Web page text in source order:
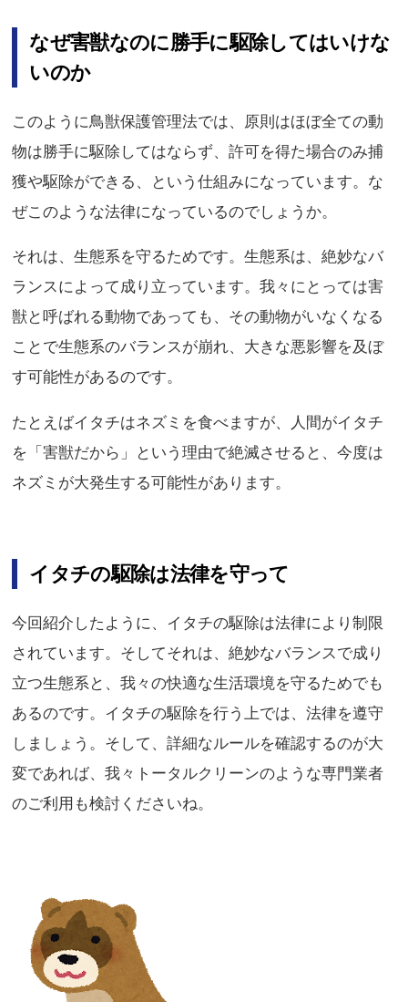
なぜ害獣なのに勝手に駆除してはいけな
いのか
このように鳥獣保護管理法では、原則はほぼ全ての動
物は勝手に駆除してはならず、許可を得た場合のみ捕
獲や駆除ができる、という仕組みになっています。な
ぜこのような法律になっているのでしょうか。
それは、生態系を守るためです。生態系は、絶妙なバ
ランスによって成り立っています。我々にとっては害
獣と呼ばれる動物であっても、その動物がいなくなる
ことで生態系のバランスが崩れ、大きな悪影響を及ぼ
す可能性があるのです。
たとえばイタチはネズミを食べますが、人間がイタチ
を「害獣だから」という理由で絶滅させると、今度は
ネズミが大発生する可能性があります。
イタチの駆除は法律を守って
今回紹介したように、イタチの駆除は法律により制限
されています。そしてそれは、絶妙なバランスで成り
立つ生態系と、我々の快適な生活環境を守るためでも
あるのです。イタチの駆除を行う上では、法律を遵守
しましょう。そして、詳細なルールを確認するのが大
変であれば、我々トータルクリーンのような専門業者
のご利用も検討くださいね。